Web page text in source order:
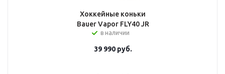
Хоккейные коньки
Bauer Vapor FLY40 JR
в наличии
39 990руб.